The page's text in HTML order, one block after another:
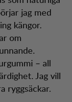
jag med
kängor.
om
– all
Jag vill
ryggsäckar.